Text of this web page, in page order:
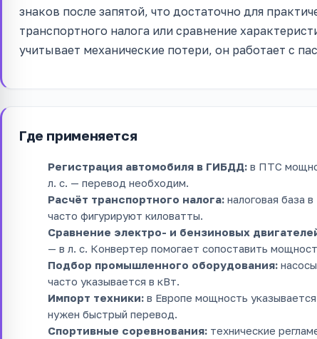
знаков после запятой, что достаточно для
транспортного налога или сравнение
учитывает механические потери, он работает с
Где применяется
Регистрация автомобиля в ГИБДД: в ПТС
л. с. — перевод необходим.
Расчёт транспортного налога: налоговая база
часто фигурируют киловатты.
Сравнение электро- и бензиновых
— в л. с. Конвертер помогает сопоставить
Подбор промышленного оборудования:
часто указывается в кВт.
Импорт техники: в Европе мощность
нужен быстрый перевод.
Спортивные соревнования: технические